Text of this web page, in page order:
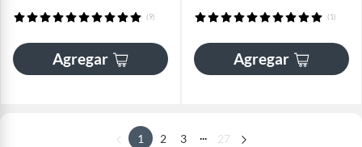
(9)
Agregar
(1)
Agregar
1 2 3 27